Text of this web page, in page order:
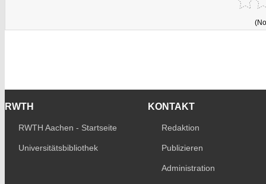
RWTH
RWTH Aachen - Startseite
Universitätsbibliothek
KONTAKT
Redaktion
Publizieren
Administration